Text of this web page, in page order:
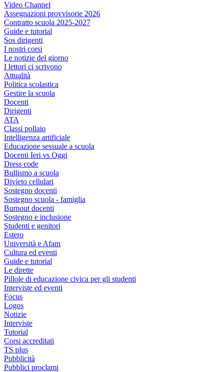
Video Channel
Assegnazioni provvisorie 2026
Contratto scuola 2025-2027
Guide e tutorial
Sos dirigenti
I nostri corsi
Le notizie del giorno
I lettori ci scrivono
Attualità
Politica scolastica
Gestire la scuola
Docenti
Dirigenti
ATA
Classi pollaio
Intelligenza artificiale
Educazione sessuale a scuola
Docenti Ieri vs Oggi
Dress code
Bullismo a scuola
Divieto cellulari
Sostegno docenti
Sostegno scuola - famiglia
Burnout docenti
Sostegno e inclusione
Studenti e genitori
Estero
Università e Afam
Cultura ed eventi
Guide e tutorial
Le dirette
Pillole di educazione civica per gli studenti
Interviste ed eventi
Focus
Logos
Notizie
Interviste
Tutorial
Corsi accreditati
TS plus
Pubblicità
Pubblici proclami